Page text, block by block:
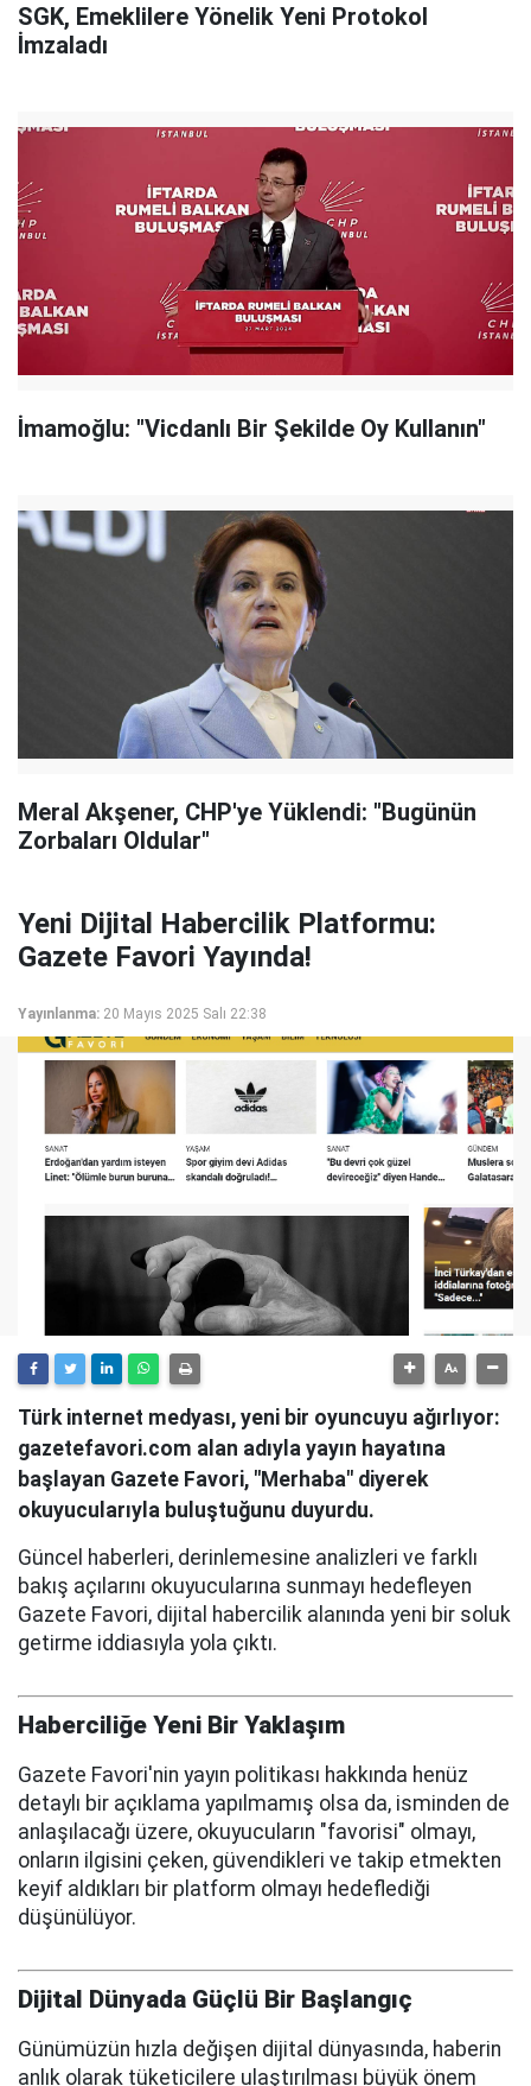
SGK, Emeklilere Yönelik Yeni Protokol
İmzaladı
İmamoğlu: "Vicdanlı Bir Şekilde Oy Kullanın"
Meral Akşener, CHP'ye Yüklendi: "Bugünün
Zorbaları Oldular"
Yeni Dijital Habercilik Platformu:
Gazete Favori Yayında!
Yayınlanma: 20 Mayıs 2025 Salı 22:38
Türk internet medyası, yeni bir oyuncuyu ağırlıyor:
gazetefavori.com alan adıyla yayın hayatına
başlayan Gazete Favori, "Merhaba" diyerek
okuyucularıyla buluştuğunu duyurdu.
Güncel haberleri, derinlemesine analizleri ve farklı
bakış açılarını okuyucularına sunmayı hedefleyen
Gazete Favori, dijital habercilik alanında yeni bir soluk
getirme iddiasıyla yola çıktı.
Haberciliğe Yeni Bir Yaklaşım
Gazete Favori'nin yayın politikası hakkında henüz
detaylı bir açıklama yapılmamış olsa da, isminden de
anlaşılacağı üzere, okuyucuların "favorisi" olmayı,
onların ilgisini çeken, güvendikleri ve takip etmekten
keyif aldıkları bir platform olmayı hedeflediği
düşünülüyor.
Dijital Dünyada Güçlü Bir Başlangıç
Günümüzün hızla değişen dijital dünyasında, haberin
anlık olarak tüketicilere ulaştırılması büyük önem